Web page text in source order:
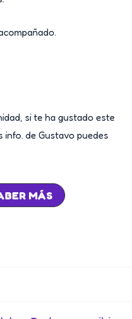
si te ha gustado este
de Gustavo puedes
MÁS